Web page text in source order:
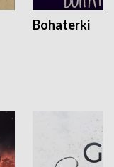
Bohaterki